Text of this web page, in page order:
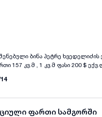
ბინა პეტრე
157 კვ.მ , 1 კვ.მ ფასი 200 $
მარტივ წვდომას. შენობა
14
ფართი სამგორში